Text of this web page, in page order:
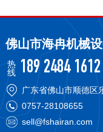
佛山市海冉机械
热
线 189 2484 1612
广东省佛山市顺德区
0757-28108655
sell@fshairan.com